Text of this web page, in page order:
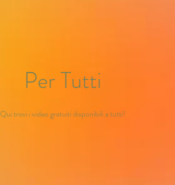
Per Tutti
Qui trovi i video gratuiti disponibili a tutti!